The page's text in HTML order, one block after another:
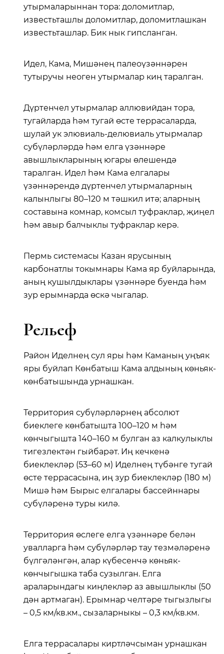
утырмаларыннан тора: доломитлар,
известьташлы доломитлар, доломитлашкан
известьташлар. Бик нык гипсланган.
Идел, Кама, Мишәнең палеоүзәннәрен
тутыручы неоген утырмалар киң таралган.
Дүртенчел утырмалар аллювийдан тора,
тугайларда һәм тугай өсте террасаларда,
шулай ук элювиаль-делювиаль утырмалар
субүләрләрдә һәм елга үзәннәре
авышлыкларының югары өлешендә
таралган. Идел һәм Кама елгалары
үзәннәрендә дүртенчел утырмаларның
калынлыгы 80–120 м тәшкил итә; аларның
составына комнар, комсыл туфраклар, җиңел
һәм авыр балчыклы туфраклар керә.
Пермь системасы Казан ярусының
карбонатлы токымнары Кама яр буйларында,
аның кушылдыклары үзәннәре буенда һәм
зур ерымнарда өскә чыгалар.
Рельеф
Район Иделнең сул яры һәм Каманың уңъяк
яры буйлап Көнбатыш Кама алдының көньяк-
көнбатышында урнашкан.
Территория субүләрләрнең абсолют
биеклеге көнбатышта 100–120 м һәм
көнчыгышта 140–160 м булган аз калкулыклы
тигезлектән гыйбарәт. Иң кечкенә
биеклекләр (53–60 м) Иделнең түбәнге тугай
өсте террасасына, иң зур биеклекләр (180 м)
Мишә һәм Бырыс елгалары бассейннары
субүләренә туры килә.
Территория өслеге елга үзәннәре белән
увалларга һәм субүләрләр тау тезмәләренә
бүлгәләнгән, алар күбесенчә көньяк-
көнчыгышка таба сузылган. Елга
араларындагы киңлекләр аз авышлыклы (50
дән артмаган). Ерымнар челтәре тыгызлыгы
– 0,5 км/кв.км., сызаларныкы – 0,3 км/кв.км.
Елга террасалары киртләчсыман урнашкан